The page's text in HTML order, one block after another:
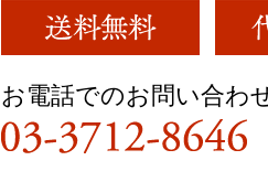
お電話でのお問い合わ